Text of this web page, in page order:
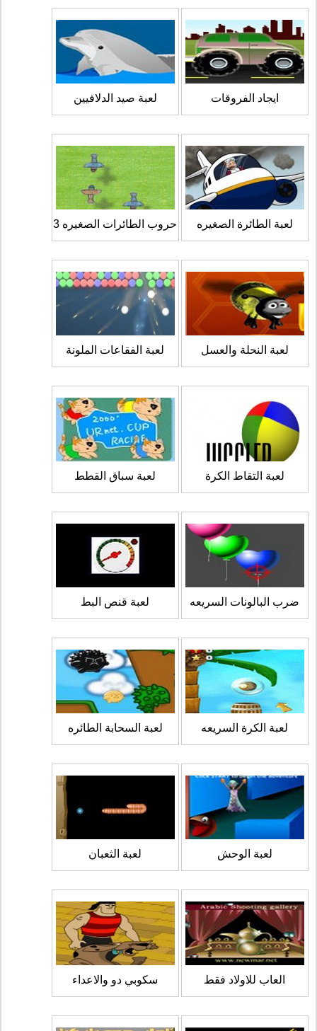
ايجاد الفروقات لعبة صيد الدلافيين
لعبة الطائرة الصغيره حروب الطائرات الصغيره 3
لعبة النحلة والعسل لعبة الفقاعات الملونة
لعبة التقاط الكرة لعبة سباق القطط
ضرب البالونات السريعه لعبة قنص البط
لعبة الكرة السريعه لعبة السحابة الطائره
لعبة الوحش لعبة الثعبان
العاب للاولاد فقط سكوبي دو والاعداء